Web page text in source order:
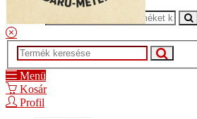
Menü
Kosár
Profil